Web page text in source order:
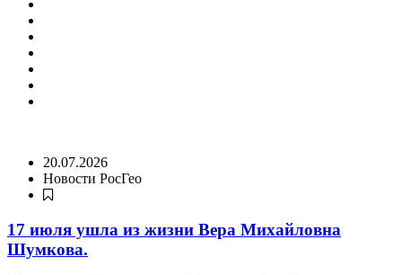
20.07.2026
Новости РосГео
17 июля ушла из жизни Вера Михайловна
Шумкова.